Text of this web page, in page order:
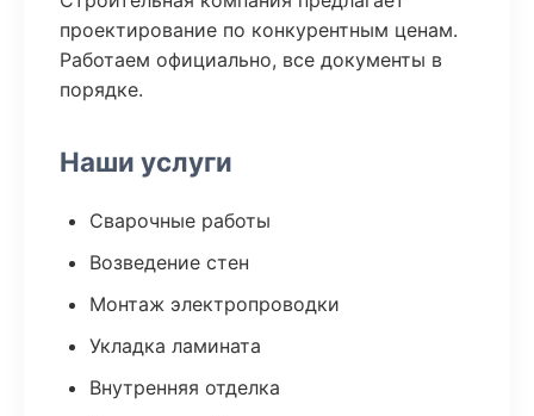
проектирование по конкурентным ценам.
Работаем официально, все документы в
порядке.
Наши услуги
Сварочные работы
Возведение стен
Монтаж электропроводки
Укладка ламината
Внутренняя отделка